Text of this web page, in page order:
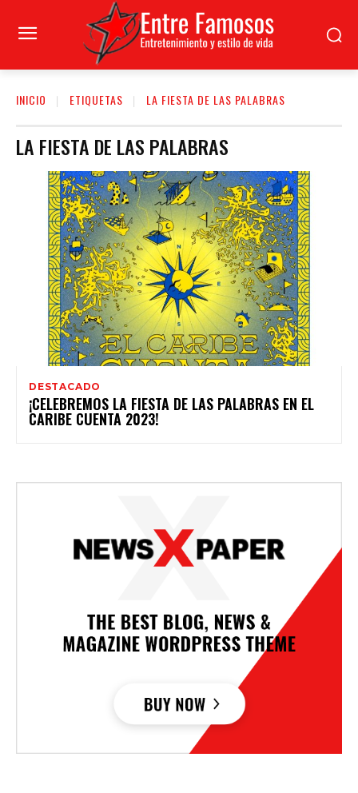
INICIO ETIQUETAS LA FIESTA DE LAS PALABRAS
LA FIESTA DE LAS PALABRAS
DESTACADO
¡CELEBREMOS LA FIESTA DE LAS PALABRAS EN EL
CARIBE CUENTA 2023!